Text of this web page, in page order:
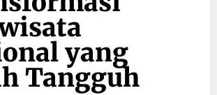
yang
Tangguh